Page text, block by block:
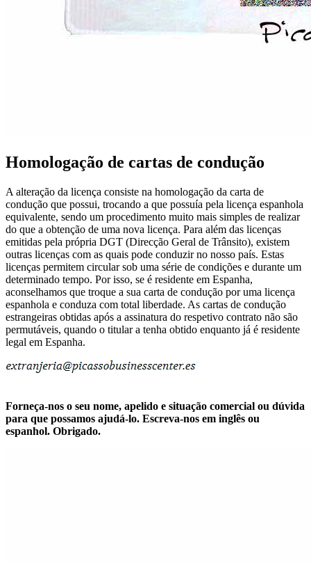
Homologação de cartas de condução
A alteração da licença consiste na homologação da carta de
condução que possui, trocando a que possuía pela licença espanhola
equivalente, sendo um procedimento muito mais simples de realizar
do que a obtenção de uma nova licença. Para além das licenças
emitidas pela própria DGT (Direcção Geral de Trânsito), existem
outras licenças com as quais pode conduzir no nosso país. Estas
licenças permitem circular sob uma série de condições e durante um
determinado tempo. Por isso, se é residente em Espanha,
aconselhamos que troque a sua carta de condução por uma licença
espanhola e conduza com total liberdade. As cartas de condução
estrangeiras obtidas após a assinatura do respetivo contrato não são
permutáveis, quando o titular a tenha obtido enquanto já é residente
legal em Espanha.
Forneça-nos o seu nome, apelido e situação comercial ou dúvida
para que possamos ajudá-lo. Escreva-nos em inglês ou
espanhol. Obrigado.